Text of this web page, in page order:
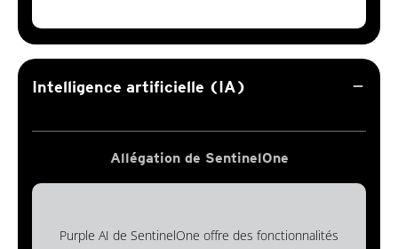
Intelligence artificielle (IA) remove
Allégation de SentinelOne
Purple AI de SentinelOne offre des fonctionnalités